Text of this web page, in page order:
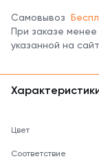
не
Самовывоз
При заказе
указанной на
Цвет
Соответствие